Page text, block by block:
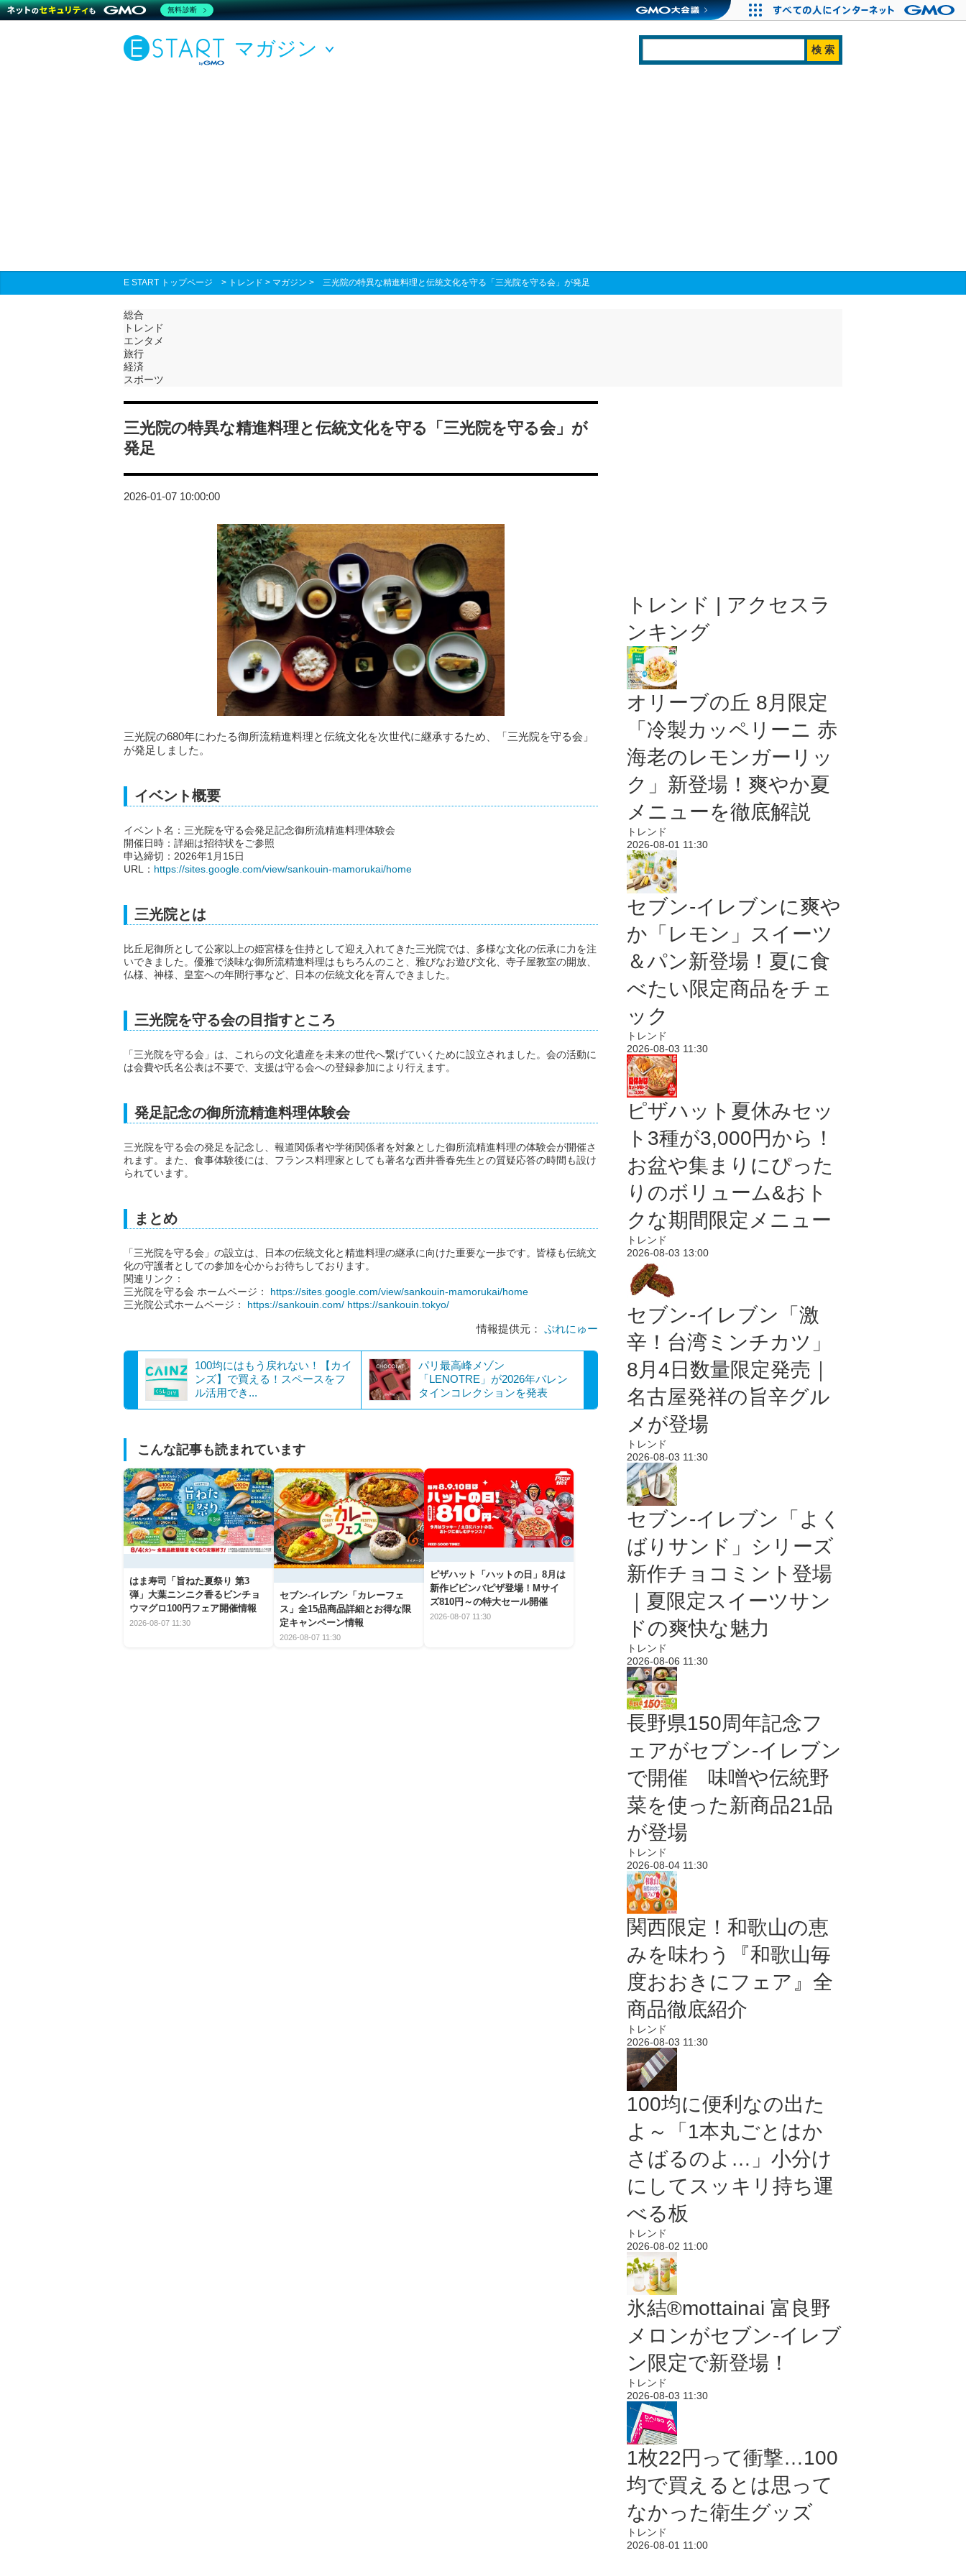
マガジン
E START トップページ > トレンド > マガジン > 三光院の特異な精進料理と伝統文化を守る「三光院を守る会」が発足
総合
トレンド
エンタメ
旅行
経済
スポーツ
三光院の特異な精進料理と伝統文化を守る「三光院を守る会」が
発足
2026-01-07 10:00:00
三光院の680年にわたる御所流精進料理と伝統文化を次世代に継承するため、「三光院を守る会」
が発足しました。
イベント概要
イベント名：三光院を守る会発足記念御所流精進料理体験会
開催日時：詳細は招待状をご参照
申込締切：2026年1月15日
URL： https://sites.google.com/view/sankouin-mamorukai/home
三光院とは
比丘尼御所として公家以上の姫宮様を住持として迎え入れてきた三光院では、多様な文化の伝承に力を注
いできました。優雅で淡味な御所流精進料理はもちろんのこと、雅びなお遊び文化、寺子屋教室の開放、
仏様、神様、皇室への年間行事など、日本の伝統文化を育んできました。
三光院を守る会の目指すところ
「三光院を守る会」は、これらの文化遺産を未来の世代へ繋げていくために設立されました。会の活動に
は会費や氏名公表は不要で、支援は守る会への登録参加により行えます。
発足記念の御所流精進料理体験会
三光院を守る会の発足を記念し、報道関係者や学術関係者を対象とした御所流精進料理の体験会が開催さ
れます。また、食事体験後には、フランス料理家としても著名な西井香春先生との質疑応答の時間も設け
られています。
まとめ
「三光院を守る会」の設立は、日本の伝統文化と精進料理の継承に向けた重要な一歩です。皆様も伝統文
化の守護者としての参加を心からお待ちしております。
関連リンク：
三光院を守る会 ホームページ： https://sites.google.com/view/sankouin-mamorukai/home
三光院公式ホームページ： https://sankouin.com/ https://sankouin.tokyo/
情報提供元： ぷれにゅー
100均にはもう戻れない！【カイ
ンズ】で買える！スペースをフ
ル活用でき...
パリ最高峰メゾン
「LENOTRE」が2026年バレン
タインコレクションを発表
こんな記事も読まれています
はま寿司「旨ねた夏祭り 第3
弾」大葉ニンニク香るビンチョ
ウマグロ100円フェア開催情報
2026-08-07 11:30
セブン‐イレブン「カレーフェ
ス」全15品商品詳細とお得な限
定キャンペーン情報
2026-08-07 11:30
ピザハット「ハットの日」8月は
新作ビビンバピザ登場！Mサイ
ズ810円～の特大セール開催
2026-08-07 11:30
トレンド | アクセスラ
ンキング
オリーブの丘 8月限定
「冷製カッペリーニ 赤
海老のレモンガーリッ
ク」新登場！爽やか夏
メニューを徹底解説
トレンド
2026-08-01 11:30
セブン‐イレブンに爽や
か「レモン」スイーツ
＆パン新登場！夏に食
べたい限定商品をチェ
ック
トレンド
2026-08-03 11:30
ピザハット夏休みセッ
ト3種が3,000円から！
お盆や集まりにぴった
りのボリューム&おト
クな期間限定メニュー
トレンド
2026-08-03 13:00
セブン-イレブン「激
辛！台湾ミンチカツ」
8月4日数量限定発売｜
名古屋発祥の旨辛グル
メが登場
トレンド
2026-08-03 11:30
セブン‐イレブン「よく
ばりサンド」シリーズ
新作チョコミント登場
｜夏限定スイーツサン
ドの爽快な魅力
トレンド
2026-08-06 11:30
長野県150周年記念フ
ェアがセブン-イレブン
で開催 味噌や伝統野
菜を使った新商品21品
が登場
トレンド
2026-08-04 11:30
関西限定！和歌山の恵
みを味わう『和歌山毎
度おおきにフェア』全
商品徹底紹介
トレンド
2026-08-03 11:30
100均に便利なの出た
よ～「1本丸ごとはか
さばるのよ…」小分け
にしてスッキリ持ち運
べる板
トレンド
2026-08-02 11:00
氷結®mottainai 富良野
メロンがセブン‐イレブ
ン限定で新登場！
トレンド
2026-08-03 11:30
1枚22円って衝撃…100
均で買えるとは思って
なかった衛生グッズ
トレンド
2026-08-01 11:00
無料診断